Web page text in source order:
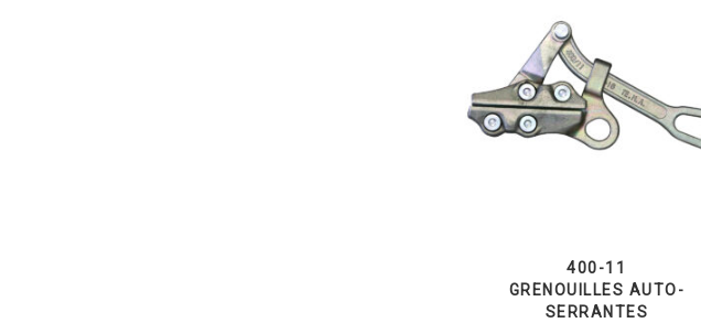
400-11
GRENOUILLES AUTO-
SERRANTES